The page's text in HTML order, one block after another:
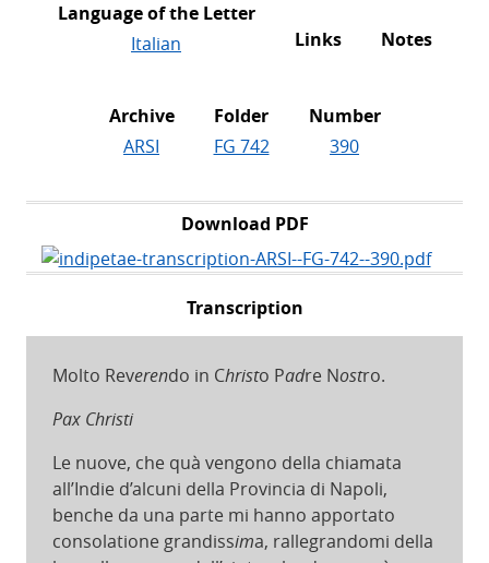
Language of the Letter
Italian
Links Notes
Archive
ARSI
Folder
FG 742
Number
390
Download PDF
Transcription
Molto Reverendo in Christo Padre Nostro.
Pax Christi
Le nuove, che quà vengono della chiamata
all’Indie d’alcuni della Provincia di Napoli,
benche da una parte mi hanno apportato
consolatione grandissima, rallegrandomi della